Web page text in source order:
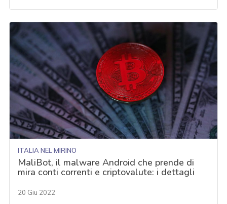
ITALIA NEL MIRINO
MaliBot, il malware Android che prende di
mira conti correnti e criptovalute: i dettagli
20 Giu 2022